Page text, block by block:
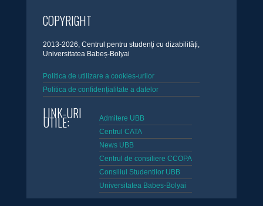
COPYRIGHT
2013-2026, Centrul pentru studenți cu dizabilități,
Universitatea Babeș-Bolyai
Politica de utilizare a cookies-urilor
Politica de confidențialitate a datelor
LINK-URI
UTILE:
Admitere UBB
Centrul CATA
News UBB
Centrul de consiliere CCOPA
Consiliul Studentilor UBB
Universitatea Babes-Bolyai